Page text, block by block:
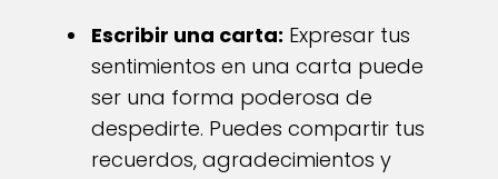
Escribir una carta: Expresar tus
sentimientos en una carta puede
ser una forma poderosa de
despedirte. Puedes compartir tus
recuerdos, agradecimientos y